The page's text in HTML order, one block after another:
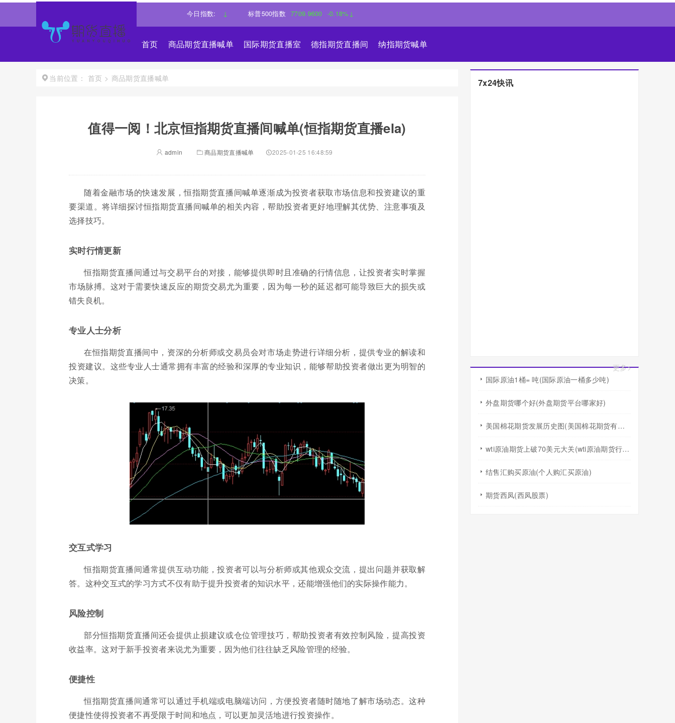
今日指数:
-0.06%↓ 标普500指数 7709.9600 -0.18%↓
首页 商品期货直播喊单 国际期货直播室 德指期货直播间 纳指期货喊单
当前位置： 首页 > 商品期货直播喊单
值得一阅！北京恒指期货直播间喊单(恒指期货直播ela)
admin 商品期货直播喊单 2025-01-25 16:48:59
随着金融市场的快速发展，恒指期货直播间喊单逐渐成为投资者获取市场信息和投资建议的重
要渠道。将详细探讨恒指期货直播间喊单的相关内容，帮助投资者更好地理解其优势、注意事项及
选择技巧。
实时行情更新
恒指期货直播间通过与交易平台的对接，能够提供即时且准确的行情信息，让投资者实时掌握
市场脉搏。这对于需要快速反应的期货交易尤为重要，因为每一秒的延迟都可能导致巨大的损失或
错失良机。
专业人士分析
在恒指期货直播间中，资深的分析师或交易员会对市场走势进行详细分析，提供专业的解读和
投资建议。这些专业人士通常拥有丰富的经验和深厚的专业知识，能够帮助投资者做出更为明智的
决策。
交互式学习
恒指期货直播间通常提供互动功能，投资者可以与分析师或其他观众交流，提出问题并获取解
答。这种交互式的学习方式不仅有助于提升投资者的知识水平，还能增强他们的实际操作能力。
风险控制
部分恒指期货直播间还会提供止损建议或仓位管理技巧，帮助投资者有效控制风险，提高投资
收益率。这对于新手投资者来说尤为重要，因为他们往往缺乏风险管理的经验。
便捷性
恒指期货直播间通常可以通过手机端或电脑端访问，方便投资者随时随地了解市场动态。这种
便捷性使得投资者不再受限于时间和地点，可以更加灵活地进行投资操作。
7x24快讯
更多>
国际原油1桶= 吨(国际原油一桶多少吨)
外盘期货哪个好(外盘期货平台哪家好)
美国棉花期货发展历史图(美国棉花期货有涨跌幅度限制吗)
wti原油期货上破70美元大关(wti原油期货行情)
结售汇购买原油(个人购汇买原油)
期货西凤(西凤股票)